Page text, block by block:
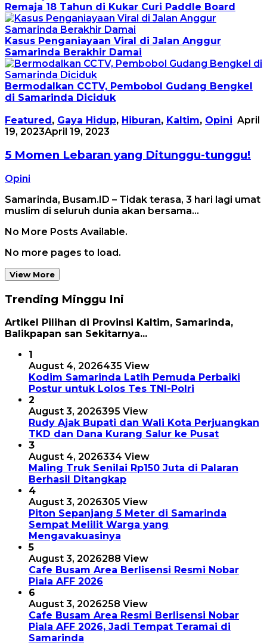
Remaja 18 Tahun di Kukar Curi Paddle Board
Kasus Penganiayaan Viral di Jalan Anggur
Samarinda Berakhir Damai
Bermodalkan CCTV, Pembobol Gudang Bengkel
di Samarinda Diciduk
Featured, Gaya Hidup, Hiburan, Kaltim, Opini April
19, 2023April 19, 2023
5 Momen Lebaran yang Ditunggu-tunggu!
Opini
Samarinda, Busam.ID – Tidak terasa, 3 hari lagi umat
muslim di seluruh dunia akan bersama…
No More Posts Available.
No more pages to load.
View More
Trending Minggu Ini
Artikel Pilihan di Provinsi Kaltim, Samarinda,
Balikpapan san Sekitarnya...
1
August 4, 2026435 View
Kodim Samarinda Latih Pemuda Perbaiki
Postur untuk Lolos Tes TNI-Polri
2
August 3, 2026395 View
Rudy Ajak Bupati dan Wali Kota Perjuangkan
TKD dan Dana Kurang Salur ke Pusat
3
August 4, 2026334 View
Maling Truk Senilai Rp150 Juta di Palaran
Berhasil Ditangkap
4
August 3, 2026305 View
Piton Sepanjang 5 Meter di Samarinda
Sempat Melilit Warga yang
Mengavakuasinya
5
August 3, 2026288 View
Cafe Busam Area Berlisensi Resmi Nobar
Piala AFF 2026
6
August 3, 2026258 View
Cafe Busam Area Resmi Berlisensi Nobar
Piala AFF 2026, Jadi Tempat Teramai di
Samarinda